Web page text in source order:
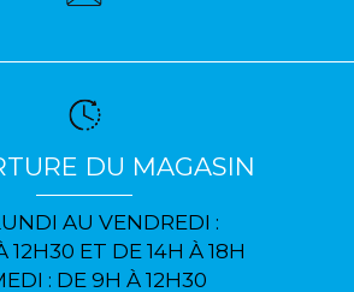
DU MAGASIN
AU VENDREDI :
12H30 ET DE 14H À 18H
: DE 9H À 12H30